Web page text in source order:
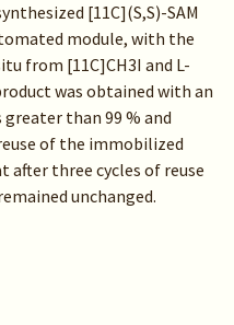
[11C](S,S)-SAM
module, with the
from [11C]CH3I and L-
was obtained with an
than 99 % and
of the immobilized
after three cycles of reuse
unchanged.